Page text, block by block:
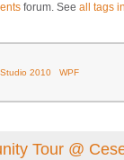
forum. See all tags
2010 WPF
Tour @